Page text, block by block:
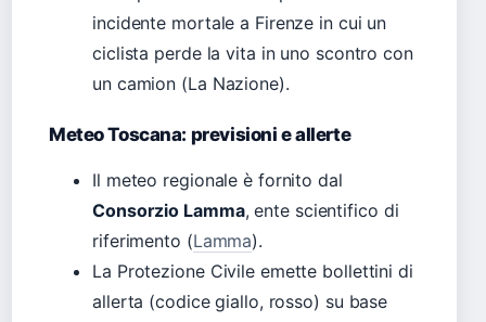
incidente mortale a Firenze in cui un
ciclista perde la vita in uno scontro con
un camion (La Nazione).
Meteo Toscana: previsioni e allerte
Il meteo regionale è fornito dal
Consorzio Lamma, ente scientifico di
riferimento (Lamma).
La Protezione Civile emette bollettini di
allerta (codice giallo, rosso) su base